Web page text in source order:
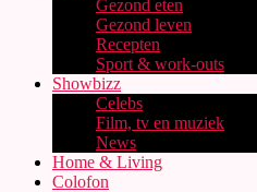
Gezond eten
Gezond leven
Recepten
Sport & work-outs
Showbizz
Celebs
Film, tv en muziek
News
Home & Living
Colofon